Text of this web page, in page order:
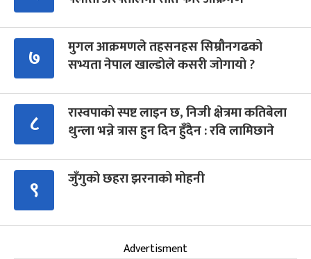
७
मुगल आक्रमणले तहसनहस सिम्रौनगढको
सभ्यता नेपाल खाल्डोले कसरी जोगायो ?
८
रास्वपाको स्पष्ट लाइन छ, निजी क्षेत्रमा कतिबेला
थुन्ला भन्ने त्रास हुन दिन हुँदैन : रवि लामिछाने
९ जुँगुको छहरा झरनाको मोहनी
Advertisment